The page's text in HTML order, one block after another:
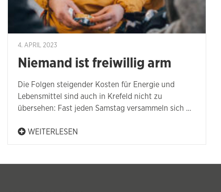
4. APRIL 2023
Niemand ist freiwillig arm
Die Folgen steigender Kosten für Energie und
Lebensmittel sind auch in Krefeld nicht zu
übersehen: Fast jeden Samstag versammeln sich …
WEITERLESEN